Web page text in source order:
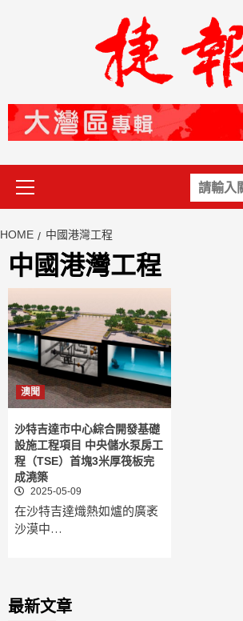
關
鍵
Primary
Menu
HOME 中國港灣工程
中國港灣工程
澳聞
沙特吉達市中心綜合開發基礎
設施工程項目 中央儲水泵房工
程（TSE）首塊3米厚筏板完
成澆築
2025-05-09
在沙特吉達熾熱如爐的廣袤
沙漠中…
最新文章